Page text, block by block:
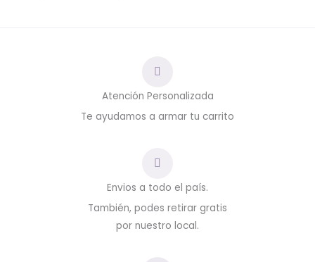
Atención Personalizada
Te ayudamos a armar tu carrito
Envios a todo el país.
También, podes retirar gratis
por nuestro local.